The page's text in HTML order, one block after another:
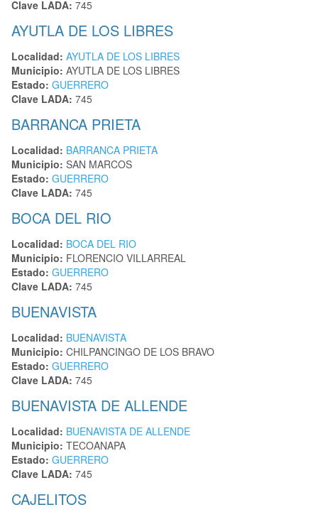
Clave LADA: 745
AYUTLA DE LOS LIBRES
Localidad: AYUTLA DE LOS LIBRES
Municipio: AYUTLA DE LOS LIBRES
Estado: GUERRERO
Clave LADA: 745
BARRANCA PRIETA
Localidad: BARRANCA PRIETA
Municipio: SAN MARCOS
Estado: GUERRERO
Clave LADA: 745
BOCA DEL RIO
Localidad: BOCA DEL RIO
Municipio: FLORENCIO VILLARREAL
Estado: GUERRERO
Clave LADA: 745
BUENAVISTA
Localidad: BUENAVISTA
Municipio: CHILPANCINGO DE LOS BRAVO
Estado: GUERRERO
Clave LADA: 745
BUENAVISTA DE ALLENDE
Localidad: BUENAVISTA DE ALLENDE
Municipio: TECOANAPA
Estado: GUERRERO
Clave LADA: 745
CAJELITOS